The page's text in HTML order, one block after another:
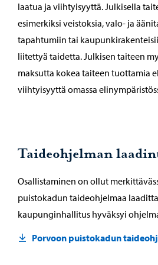
laatua ja viihtyisyyttä. Julkisella
esimerkiksi veistoksia, valo- ja
tapahtumiin tai
liitettyä taidetta. Julkisen taiteen
maksutta kokea taiteen tuottamia
viihtyisyyttä omassa
Taideohjelman
Osallistaminen on ollut
puistokadun taideohjelmaa
kaupunginhallitus hyväksyi
Porvoon puistokadun